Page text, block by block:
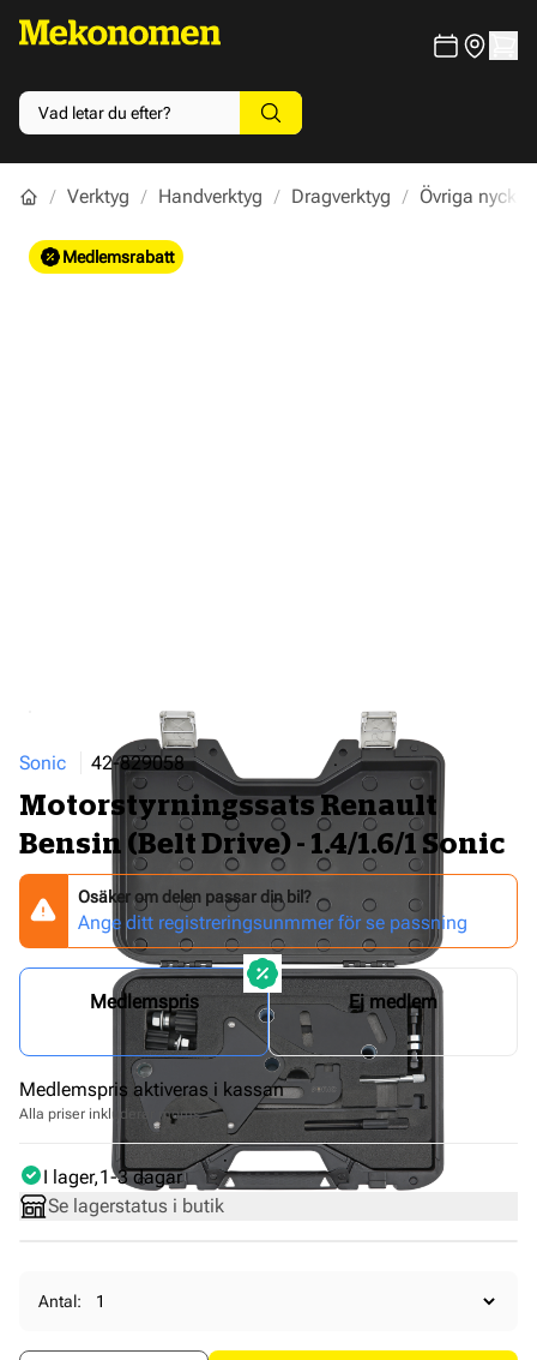
Verktyg Handverktyg Dragverktyg Övriga
Medlemsrabatt
Main image
Click to view image in fullscreen
Sonic 42-829058
Motorstyrningssats Renault
Bensin (Belt Drive) - 1.4/1.6/1 Sonic
Osäker om delen passar din bil?
Ange ditt registreringsunmmer för se passning
Medlemspris Ej medlem
Medlemspris aktiveras i kassan
Alla priser inkluderar moms
I lager 1-3 dagar
Se lagerstatus i butik
Antal: